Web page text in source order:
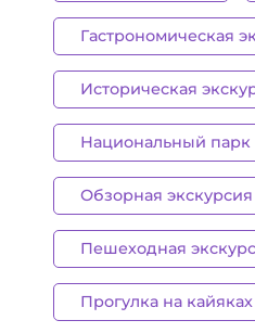
Гастрономическая
Историческая
Национальный парк
Обзорная экскурсия
Пешеходная
Прогулка на кайяках